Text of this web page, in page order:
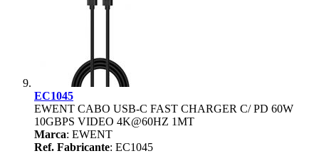
EC1045
EWENT CABO USB-C FAST CHARGER C/ PD 60W
10GBPS VIDEO 4K@60HZ 1MT
Marca: EWENT
Ref. Fabricante: EC1045